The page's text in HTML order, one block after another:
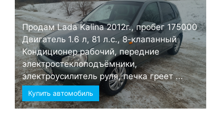
Продам Lada Kalina 2012г., пробег 175000
Двигатель 1.6 л, 81 л.с., 8-клапанный
Кондиционер рабочий, передние
электростеклоподъёмники,
электроусилитель руля, печка греет ...
Купить автомобиль